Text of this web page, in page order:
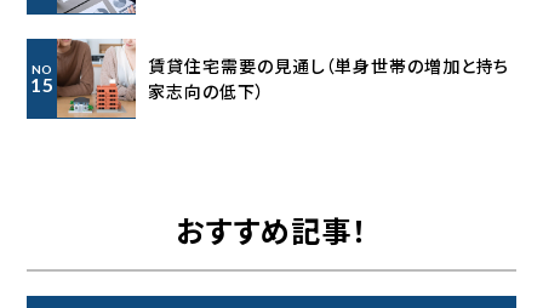
NO
15
賃貸住宅需要の見通し（単身世帯の増加と持ち
家志向の低下）
おすすめ記事！